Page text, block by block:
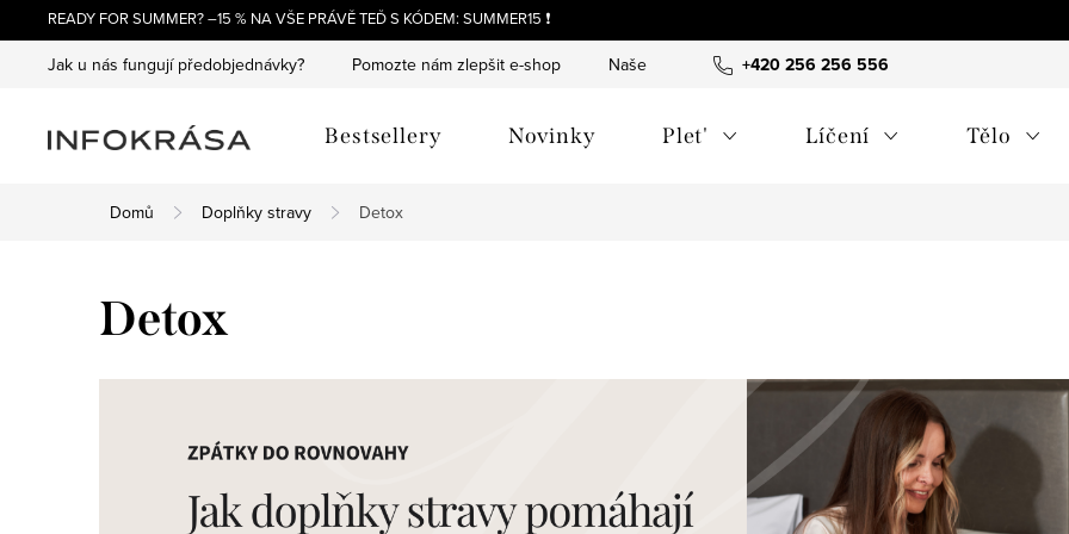
na
obsah
READY FOR SUMMER? –15 % NA VŠE PRÁVĚ TEĎ S KÓDEM: SUMMER15 ❗
+420 256 256 556
Jak u nás fungují předobjednávky? Pomozte nám zlepšit e-shop Naše tipy a příběhy O nás
Bestsellery Novinky Plet' Líčení Tělo
Domů Doplňky stravy Detox
Detox